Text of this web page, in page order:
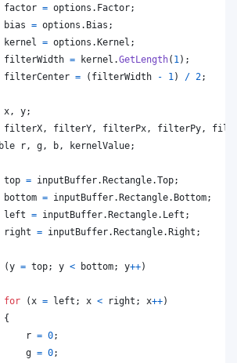
factor = options . Factor;
bias = options . Bias ;
kernel = options .Kernel ;
filterWidth = kernel .GetLength( 1 ) ;
filterCenter = ( filterWidth - 1 ) / 2;
x , y;
filterX , filterY , filterPx , filterPy ,
r , g , b , kernelValue;
top = inputBuffer.Rectangle.Top;
bottom = inputBuffer.Rectangle. Bottom;
left = inputBuffer.Rectangle. Left ;
right = inputBuffer.Rectangle.Right ;
(y = top; y < bottom; y++)
for
( x = left ; x < right ; x++)
{
r = 0;
g = 0;